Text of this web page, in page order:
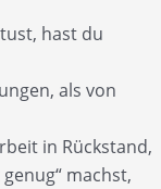
hast du
als von
in Rückstand,
machst,